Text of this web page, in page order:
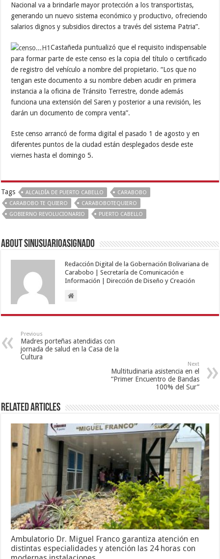
Nacional va a brindarle mayor protección a los transportistas,
generando un nuevo sistema económico y productivo, ofreciendo
salarios dignos y subsidios directos a través del sistema Patria”.
Castañeda puntualizó que el requisito indispensable
para formar parte de este censo es la copia del título o certificado
de registro del vehículo a nombre del propietario. “Los que no
tengan este documento a su nombre deben acudir en primera
instancia a la oficina de Tránsito Terrestre, donde además
funciona una extensión del Saren y posterior a una revisión, les
darán un documento de compra venta”.
Este censo arrancó de forma digital el pasado 1 de agosto y en
diferentes puntos de la ciudad están desplegados desde este
viernes hasta el domingo 5.
Tags ALCALDÍA DE PUERTO CABELLO
CARABOBO
CARABOBO TE QUIERO
CARABOBOTEQUIERO
GOBIERNO REVOLUCIONARIO
PUERTO CABELLO
About sinusuarioasignado
Redacción Digital de la Gobernación Bolivariana de
Carabobo | Secretaría de Comunicación e
Información | Dirección de Diseño y Creación
Previous
Madres porteñas atendidas con
jornada de salud en la Casa de la
Cultura
Next
Multitudinaria asistencia en el
“Primer Encuentro de Bandas
100% del Sur”
Related Articles
Ambulatorio Dr. Miguel Franco garantiza atención en
distintas especialidades y atención las 24 horas con